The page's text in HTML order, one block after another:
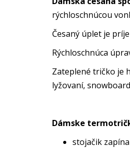
rýchloschnúcou
Česaný úplet je
Rýchloschnúca
Zateplené tričko je
lyžovaní,
Dámske
stojačik